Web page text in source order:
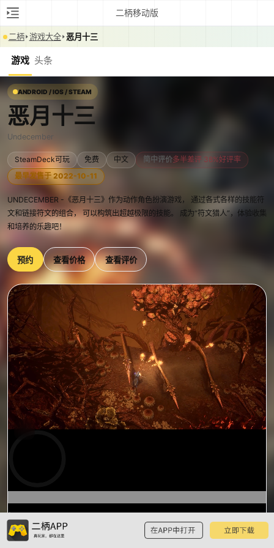
二柄移动版
二柄 游戏大全 恶月十三
游戏 头条
ANDROID / IOS / STEAM
恶月十三
Undecember
SteamDeck可玩 免费 中文 简中评价多半差评 38%好评率
最早发售于 2022-10-11
UNDECEMBER -《恶月十三》作为动作角色扮演游戏， 通过各式各样的技能符
文和链接符文的组合， 可以构筑出超越极限的技能。 成为“符文猎人”，体验收集
和培养的乐趣吧！
预约 查看价格 查看评价
0:18
0:00
预
览